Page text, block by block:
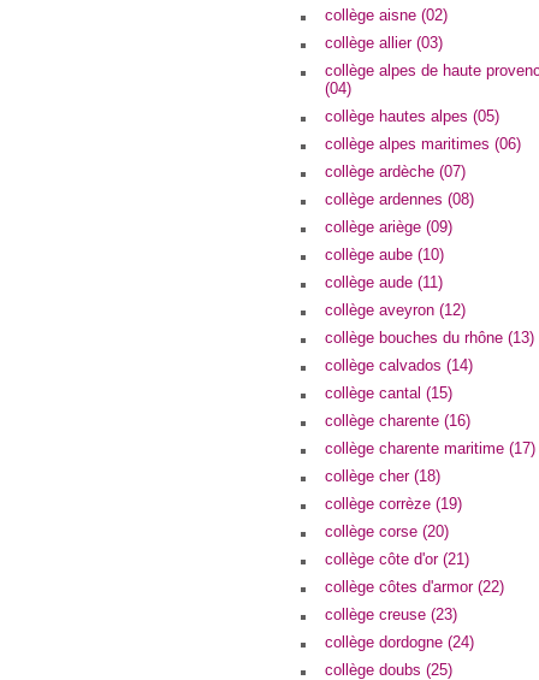
collège aisne (02)
collège allier (03)
collège alpes de haute
(04)
collège hautes alpes (05)
collège alpes maritimes (06)
collège ardèche (07)
collège ardennes (08)
collège ariège (09)
collège aube (10)
collège aude (11)
collège aveyron (12)
collège bouches du rhône (13)
collège calvados (14)
collège cantal (15)
collège charente (16)
collège charente maritime (17)
collège cher (18)
collège corrèze (19)
collège corse (20)
collège côte d'or (21)
collège côtes d'armor (22)
collège creuse (23)
collège dordogne (24)
collège doubs (25)